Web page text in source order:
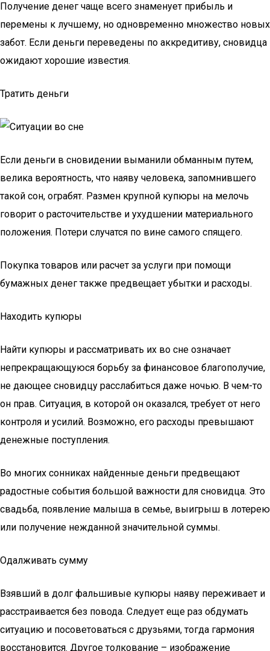
Получение денег чаще всего знаменует прибыль и
перемены к лучшему, но одновременно множество новых
забот. Если деньги переведены по аккредитиву, сновидца
ожидают хорошие известия.
Тратить деньги
Если деньги в сновидении выманили обманным путем,
велика вероятность, что наяву человека, запомнившего
такой сон, ограбят. Размен крупной купюры на мелочь
говорит о расточительстве и ухудшении материального
положения. Потери случатся по вине самого спящего.
Покупка товаров или расчет за услуги при помощи
бумажных денег также предвещает убытки и расходы.
Находить купюры
Найти купюры и рассматривать их во сне означает
непрекращающуюся борьбу за финансовое благополучие,
не дающее сновидцу расслабиться даже ночью. В чем-то
он прав. Ситуация, в которой он оказался, требует от него
контроля и усилий. Возможно, его расходы превышают
денежные поступления.
Во многих сонниках найденные деньги предвещают
радостные события большой важности для сновидца. Это
свадьба, появление малыша в семье, выигрыш в лотерею
или получение нежданной значительной суммы.
Одалживать сумму
Взявший в долг фальшивые купюры наяву переживает и
расстраивается без повода. Следует еще раз обдумать
ситуацию и посоветоваться с друзьями, тогда гармония
восстановится. Другое толкование – изображение